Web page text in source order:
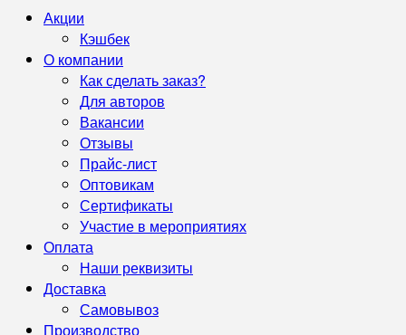
Акции
Кэшбек
О компании
Как сделать заказ?
Для авторов
Вакансии
Отзывы
Прайс-лист
Оптовикам
Сертификаты
Участие в мероприятиях
Оплата
Наши реквизиты
Доставка
Самовывоз
Производство